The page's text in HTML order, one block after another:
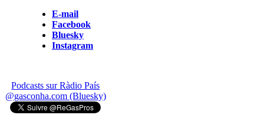
E-mail
Facebook
Bluesky
Instagram
Podcasts sur Ràdio País
@gasconha.com (Bluesky)